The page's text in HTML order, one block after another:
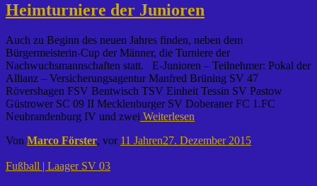
Heimturniere der Junioren
Auch zu Beginn des neuen Jahres finden, neben dem
Bürgermeisterin-Cup der Männer, die Turniere der
Nachwuchsmannschaften statt. E-Junioren – Teilnehmer: Pokal der
Allianz – Versicherungsagentur Manfred Brüning SV 47
Rövershagen FSV Bentwisch TSV Einheit Tessin SV Pastow
Güstrower SC 09 II Mecklenburger SV Doberaner FC 1.FC
Neubrandenburg IV und zwei Weiterlesen
Von Marco Förster, vor 11 Jahren27. Dezember 2015
Fußball | Laager SV 03